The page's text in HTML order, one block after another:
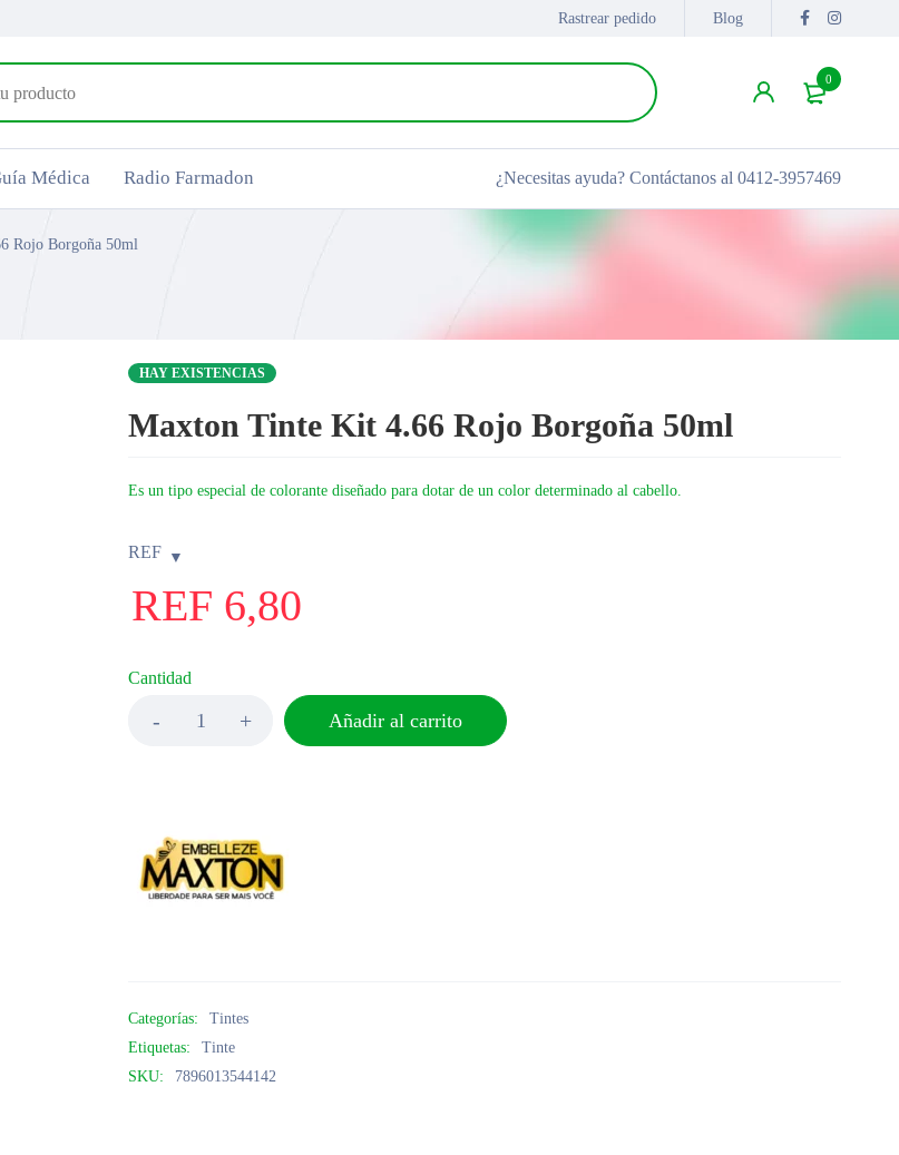
Rastrear pedido Blog
0
Médica Radio Farmadon ¿Necesitas ayuda? Contáctanos al 0412-3957469
Rojo Borgoña 50ml
HAY EXISTENCIAS
Maxton Tinte Kit 4.66 Rojo Borgoña 50ml
Es un tipo especial de colorante diseñado para dotar de un color determinado al cabello.
REF
REF 6,80
Cantidad
Añadir al carrito
Categorías:
Tintes
Etiquetas:
Tinte
SKU:
7896013544142